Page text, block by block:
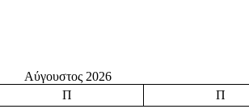
Αύγουστος 2026
Π Π